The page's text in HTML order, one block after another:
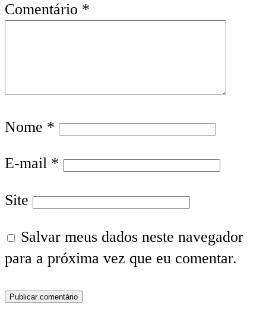
Comentário *
Nome *
E-mail *
Site
Salvar meus dados neste navegador
para a próxima vez que eu comentar.